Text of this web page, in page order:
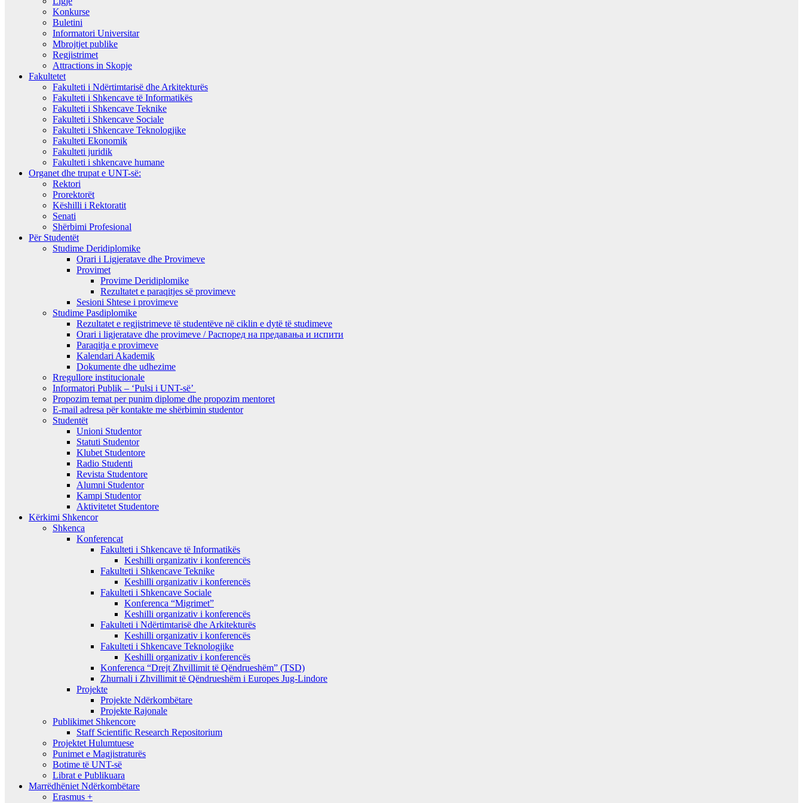
Konkurse
Buletini
Informatori Universitar
Mbrojtjet publike
Regjistrimet
Attractions in Skopje
Fakultetet
Fakulteti i Ndërtimtarisë dhe Arkitekturës
Fakulteti i Shkencave të Informatikës
Fakulteti i Shkencave Teknike
Fakulteti i Shkencave Sociale
Fakulteti i Shkencave Teknologjike
Fakulteti Ekonomik
Fakulteti juridik
Fakulteti i shkencave humane
Organet dhe trupat e UNT-së:
Rektori
Prorektorët
Këshilli i Rektoratit
Senati
Shërbimi Profesional
Për Studentët
Studime Deridiplomike
Orari i Ligjeratave dhe Provimeve
Provimet
Provime Deridiplomike
Rezultatet e paraqitjes së provimeve
Sesioni Shtese i provimeve
Studime Pasdiplomike
Rezultatet e regjistrimeve të studentëve në ciklin e dytë të studimeve
Orari i ligjeratave dhe provimeve / Распоред на предавањa и испити
Paraqitja e provimeve
Kalendari Akademik
Dokumente dhe udhezime
Rregullore institucionale
Informatori Publik – ‘Pulsi i UNT-së’
Propozim temat per punim diplome dhe propozim mentoret
E-mail adresa për kontakte me shërbimin studentor
Studentët
Unioni Studentor
Statuti Studentor
Klubet Studentore
Radio Studenti
Revista Studentore
Alumni Studentor
Kampi Studentor
Aktivitetet Studentore
Kërkimi Shkencor
Shkenca
Konferencat
Fakulteti i Shkencave të Informatikës
Keshilli organizativ i konferencës
Fakulteti i Shkencave Teknike
Keshilli organizativ i konferencës
Fakulteti i Shkencave Sociale
Konferenca “Migrimet”
Keshilli organizativ i konferencës
Fakulteti i Ndërtimtarisë dhe Arkitekturës
Keshilli organizativ i konferencës
Fakulteti i Shkencave Teknologjike
Keshilli organizativ i konferencës
Konferenca “Drejt Zhvillimit të Qëndrueshëm” (TSD)
Zhurnali i Zhvillimit të Qëndrueshëm i Europes Jug-Lindore
Projekte
Projekte Ndërkombëtare
Projekte Rajonale
Publikimet Shkencore
Staff Scientific Research Repositorium
Projektet Hulumtuese
Punimet e Magjistraturës
Botime të UNT-së
Librat e Publikuara
Marrëdhëniet Ndërkombëtare
Erasmus +